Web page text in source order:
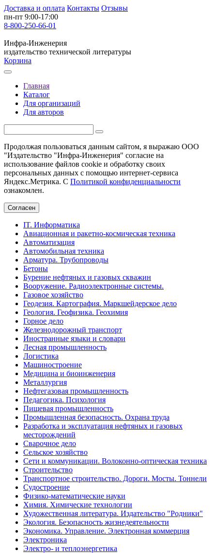
Доставка и оплата Контакты Отзывы
пн-пт 9:00-17:00
8-800-250-66-01
Инфра-Инженерия
издательство технической литературы
Корзина
Главная
Каталог
Для организаций
Для авторов
Продолжая пользоваться данным сайтом, я выражаю ООО
"Издательство "Инфра-Инженерия" согласие на
использование файлов cookie и обработку своих
персональных данных с помощью интернет-сервиса
Яндекс.Метрика. С Политикой конфиденциальности
ознакомлен.
Согласен
IT. Информатика
Авиационная и ракетно-космическая техника
Автоматизация
Автомобильная техника
Арматура. Трубопроводы
Бетоны
Бурение нефтяных и газовых скважин
Вооружение. Радиоэлектронные системы.
Газовое хозяйство
Геодезия. Картография. Маркшейдерское дело
Геология. Геофизика. Геохимия
Горное дело
Железнодорожный транспорт
Иностранные языки и словари
Лесная промышленность
Логистика
Машиностроение
Медицина и биоинженерия
Металлургия
Нефтегазовая промышленность
Педагогика. Психология
Пищевая промышленность
Промышленная безопасность. Охрана труда
Разработка и эксплуатация нефтяных и газовых
месторождений
Сварочное дело
Сельское хозяйство
Сети и коммуникации. Волоконно-оптическая техника
Строительство
Транспортное строительство. Дороги. Мосты. Тоннели
Судостроение
Физико-математические науки
Химия. Химические технологии
Художественная литература. Издательство "Родники"
Экология. Безопасность жизнедеятельности
Экономика. Управление. Электронная коммерция
Электроника
Электро- и теплоэнергетика